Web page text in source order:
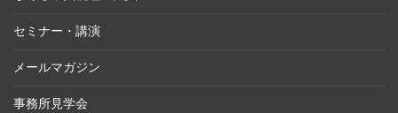
セミナー・講演
メールマガジン
事務所見学会